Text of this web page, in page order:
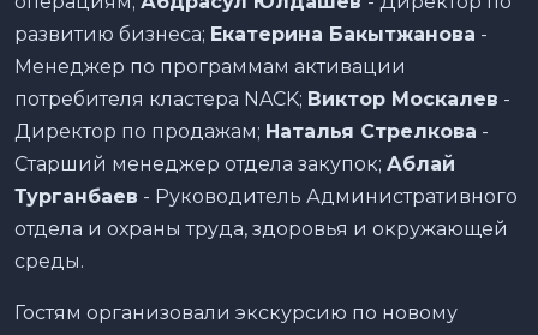
развитию бизнеса; Екатерина Бакытжанова -
Менеджер по программам активации
потребителя кластера NACK; Виктор Москалев -
Директор по продажам; Наталья Стрелкова -
Старший менеджер отдела закупок; Аблай
Турганбаев - Руководитель Административного
отдела и охраны труда, здоровья и окружающей
среды.
Гостям организовали экскурсию по новому